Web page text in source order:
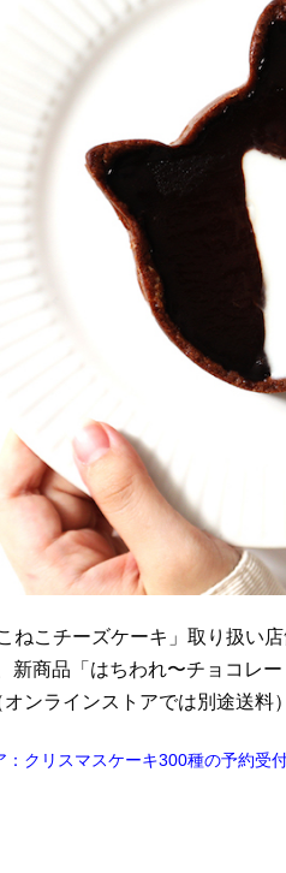
ねこチーズケーキ」取り扱い
新商品「はちわれ〜チョコレ
ンラインストアでは別途送料
クリスマスケーキ300種の予約受